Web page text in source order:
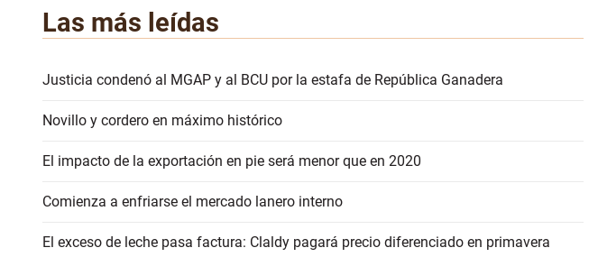
Las más leídas
Justicia condenó al MGAP y al BCU por la estafa de República Ganadera
Novillo y cordero en máximo histórico
El impacto de la exportación en pie será menor que en 2020
Comienza a enfriarse el mercado lanero interno
El exceso de leche pasa factura: Claldy pagará precio diferenciado en primavera